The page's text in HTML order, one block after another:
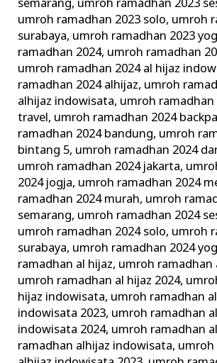
semarang, umroh ramadhan 2023
umroh ramadhan 2023 solo, umroh
surabaya, umroh ramadhan 2023
ramadhan 2024, umroh ramadhan
umroh ramadhan 2024 al hijaz
ramadhan 2024 alhijaz, umroh
alhijaz indowisata, umroh ramadhan
travel, umroh ramadhan 2024
ramadhan 2024 bandung, umroh
bintang 5, umroh ramadhan 2024
umroh ramadhan 2024 jakarta,
2024 jogja, umroh ramadhan 2024
ramadhan 2024 murah, umroh
semarang, umroh ramadhan 2024
umroh ramadhan 2024 solo, umroh
surabaya, umroh ramadhan 2024
ramadhan al hijaz, umroh ramadhan
umroh ramadhan al hijaz 2024,
hijaz indowisata, umroh ramadhan
indowisata 2023, umroh ramadhan
indowisata 2024, umroh ramadhan
ramadhan alhijaz indowisata, umroh